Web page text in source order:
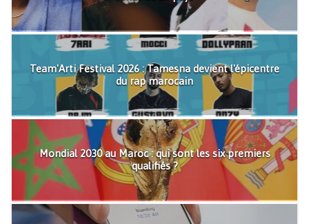
Team'Arti Festival 2026 : Tamesna devient l'épicentre
du rap marocain
Mondial 2030 au Maroc : qui sont les six premiers
qualifiés ?